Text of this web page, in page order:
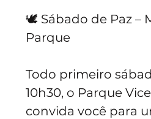
🕊️ Sábado de Paz –
Parque
Todo primeiro
10h30, o Parque
convida você para